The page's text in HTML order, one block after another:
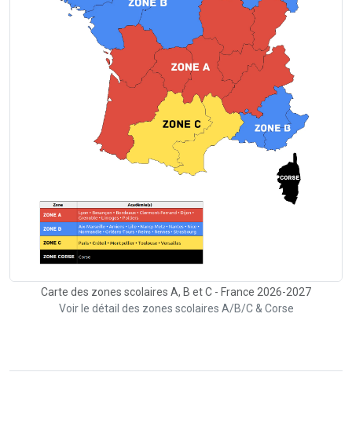
Carte des zones scolaires A, B et C - France 2026-2027
Voir le détail des zones scolaires A/B/C & Corse